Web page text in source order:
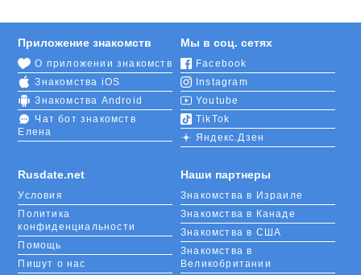
Rusdate.net
Условия
Политика
конфиденциальности
Помощь
Пишут о нас
Приложение знакомств
О приложении знакомств
Знакомства iOS
Знакомства Android
Чат бот знакомств
Елена
Мы в соц. сетях
Facebook
Instagram
Youtube
TikTok
Яндекс.Дзен
Наши партнеры
Знакомства в Израиле
Знакомства в Канаде
Знакомства в США
Знакомства в
Великобритании